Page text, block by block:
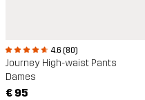
4.6 (80)
Journey High-waist Pants
Dames
€ 95